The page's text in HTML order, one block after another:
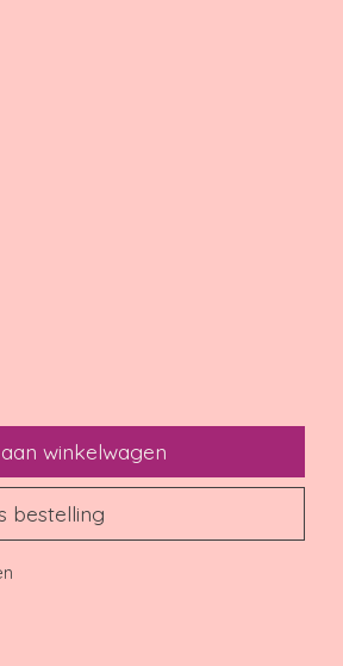
is
winkelwagen
bestelling